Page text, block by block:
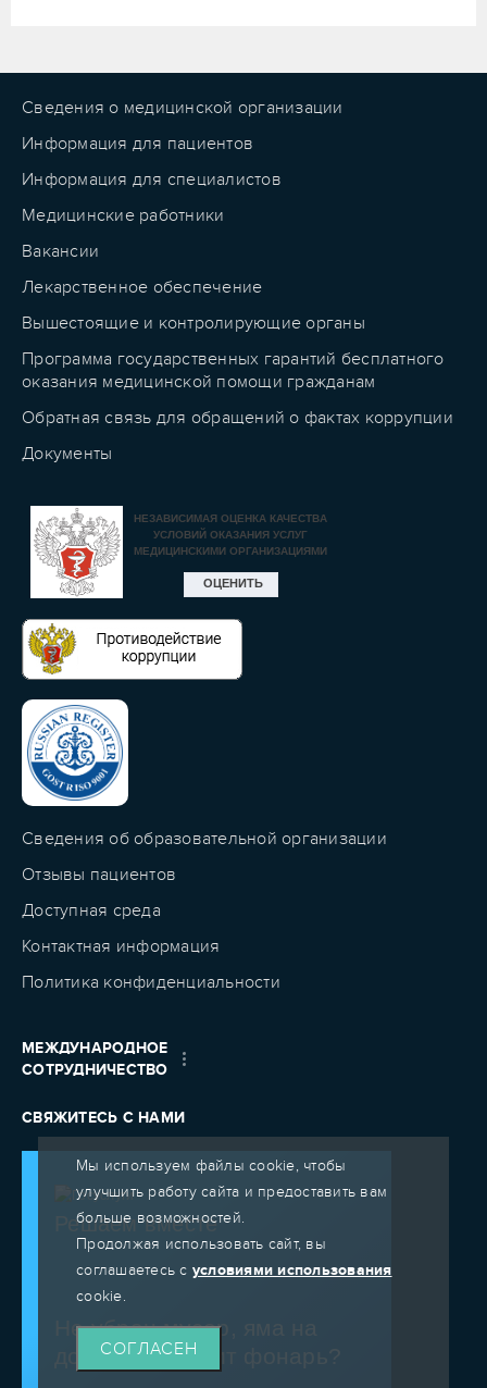
Мы используем файлы cookie, чтобы
улучшить работу сайта и предоставить вам
больше возможностей.
Продолжая использовать сайт, вы
соглашаетесь с условиями использования
cookie.
СОГЛАСЕН
Сведения о медицинской организации
Информация для пациентов
Информация для специалистов
Медицинские работники
Вакансии
Лекарственное обеспечение
Вышестоящие и контролирующие органы
Программа государственных гарантий бесплатного
оказания медицинской помощи гражданам
Обратная связь для обращений о фактах коррупции
Документы
Сведения об образовательной организации
Отзывы пациентов
Доступная среда
Контактная информация
Политика конфиденциальности
МЕЖДУНАРОДНОЕ
СОТРУДНИЧЕСТВО
СВЯЖИТЕСЬ С НАМИ
Решаем вместе
Не убран мусор, яма на
дороге, не горит фонарь?